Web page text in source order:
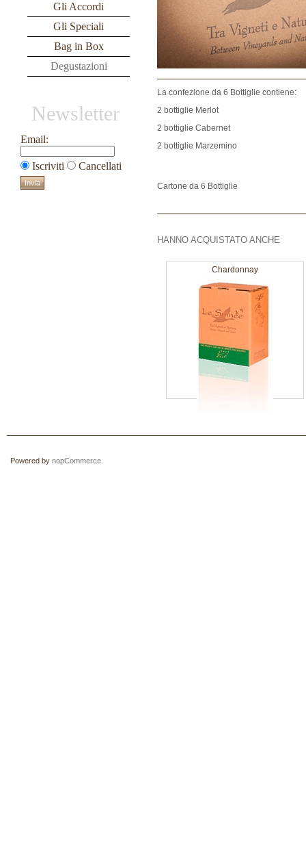
Gli Accordi
Gli Speciali
Bag in Box
Degustazioni
Newsletter
Email:
Iscriviti Cancellati
La confezione da 6 Bottiglie contiene:
2 bottiglie Merlot
2 bottiglie Cabernet
2 bottiglie Marzemino
Cartone da 6 Bottiglie
HANNO ACQUISTATO ANCHE
Chardonnay
Powered by nopCommerce